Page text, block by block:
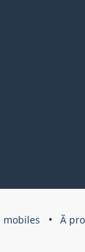
mobiles Ã